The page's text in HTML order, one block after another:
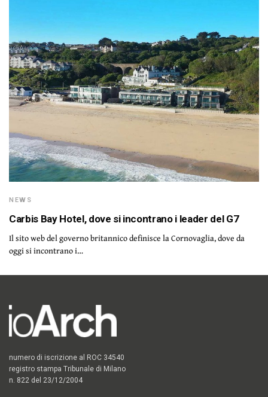
NEWS
Carbis Bay Hotel, dove si incontrano i leader del G7
Il sito web del governo britannico definisce la Cornovaglia, dove da
oggi si incontrano i…
numero di iscrizione al ROC 34540
registro stampa Tribunale di Milano
n. 822 del 23/12/2004